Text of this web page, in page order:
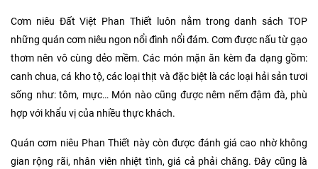
Cơm niêu Đất Việt Phan Thiết luôn nằm trong danh sách TOP
những quán cơm niêu ngon nổi đình nổi đám. Cơm được nấu từ gạo
thơm nên vô cùng dẻo mềm. Các món mặn ăn kèm đa dạng gồm:
canh chua, cá kho tộ, các loại thịt và đặc biệt là các loại hải sản tươi
sống như: tôm, mực… Món nào cũng được nêm nếm đậm đà, phù
hợp với khẩu vị của nhiều thực khách.
Quán cơm niêu Phan Thiết này còn được đánh giá cao nhờ không
gian rộng rãi, nhân viên nhiệt tình, giá cả phải chăng. Đây cũng là